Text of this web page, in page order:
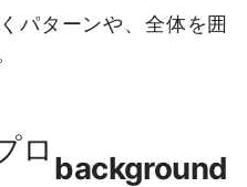
パターンや、全体を囲
ロ
background